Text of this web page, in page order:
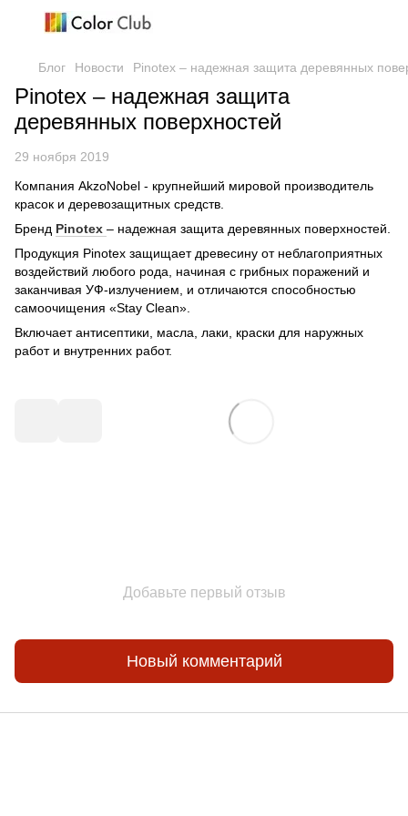
Блог Новости Pinotex – надежная защита деревянных
Pinotex – надежная защита
деревянных поверхностей
29 ноября 2019
Компания AkzoNobel - крупнейший мировой производитель
красок и деревозащитных средств.
Бренд Pinotex – надежная защита деревянных поверхностей.
Продукция Pinotex защищает древесину от неблагоприятных
воздействий любого рода, начиная с грибных поражений и
заканчивая УФ-излучением, и отличаются способностью
самоочищения «Stay Clean».
Включает антисептики, масла, лаки, краски для наружных
работ и внутренних работ.
Добавьте первый отзыв
Новый комментарий